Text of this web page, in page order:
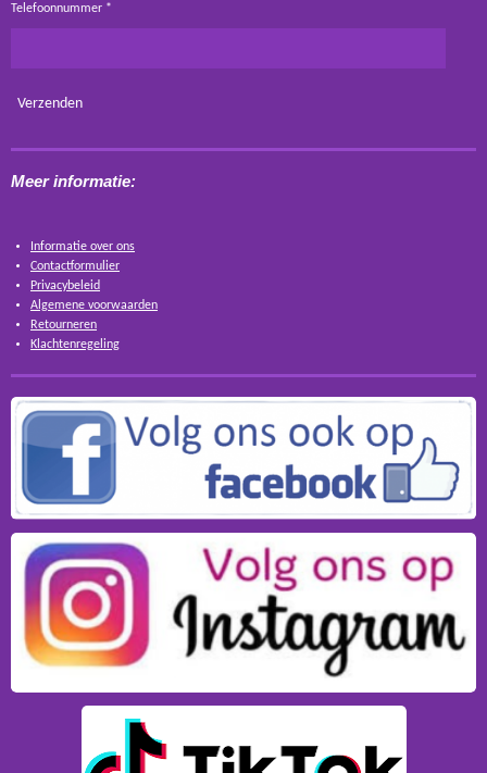
Telefoonnummer *
Verzenden
Meer informatie:
Informatie over ons
Contactformulier
Privacybeleid
Algemene voorwaarden
Retourneren
Klachtenregeling